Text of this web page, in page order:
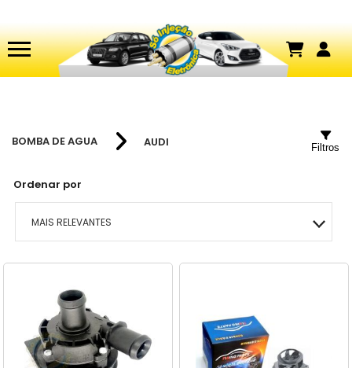
BOMBA DE AGUA AUDI
Ordenar por
MAIS RELEVANTES
MAIS VENDIDOS
MENOR PREÇO
MAIOR PREÇO
Filtros